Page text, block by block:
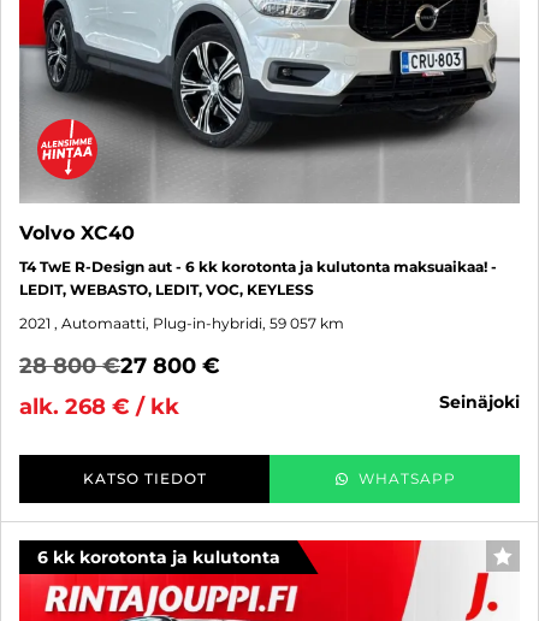
Volvo XC40
T4 TwE R-Design aut - 6 kk korotonta ja kulutonta maksuaikaa! -
LEDIT, WEBASTO, LEDIT, VOC, KEYLESS
2021 , Automaatti, Plug-in-hybridi, 59 057 km
28 800 €27 800 €
alk. 268 € / kk
seinäjoki
KATSO TIEDOT WHATSAPP
6 kk korotonta ja kulutonta